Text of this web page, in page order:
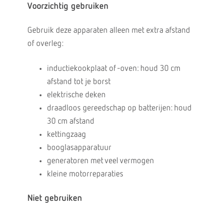
Voorzichtig gebruiken
Gebruik deze apparaten alleen met extra afstand
of overleg:
inductiekookplaat of -oven: houd 30 cm
afstand tot je borst
elektrische deken
draadloos gereedschap op batterijen: houd
30 cm afstand
kettingzaag
booglasapparatuur
generatoren met veel vermogen
kleine motorreparaties
Niet gebruiken